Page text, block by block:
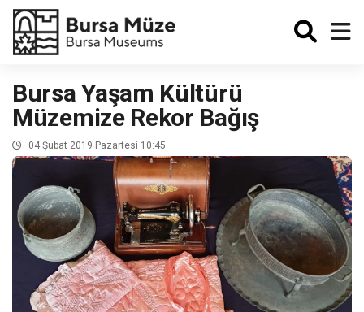
Enabled
Bursa Yaşam Kültürü
Müzemize Rekor Bağış
04 Şubat 2019 Pazartesi 10:45